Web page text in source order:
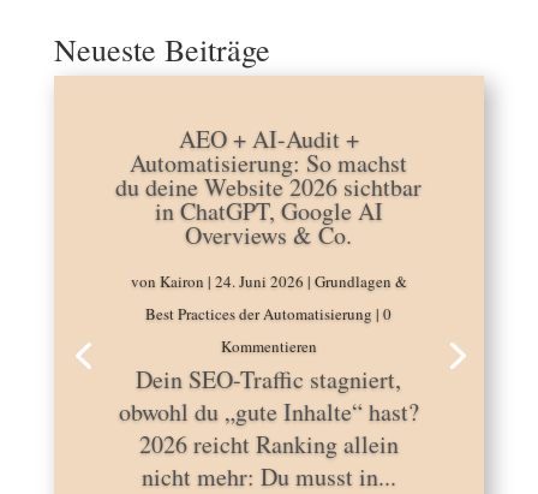
Neueste Beiträge
AEO + AI-Audit +
Automatisierung: So machst
du deine Website 2026 sichtbar
in ChatGPT, Google AI
Overviews & Co.
vonKairon| 24. Juni 2026 | Grundlagen &
Best Practices der Automatisierung | 0
Kommentieren
Dein SEO-Traffic stagniert,
obwohl du „gute Inhalte“ hast?
2026 reicht Ranking allein
nicht mehr: Du musst in...